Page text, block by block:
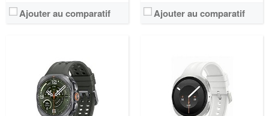
Ajouter au comparatif Ajouter au comparatif